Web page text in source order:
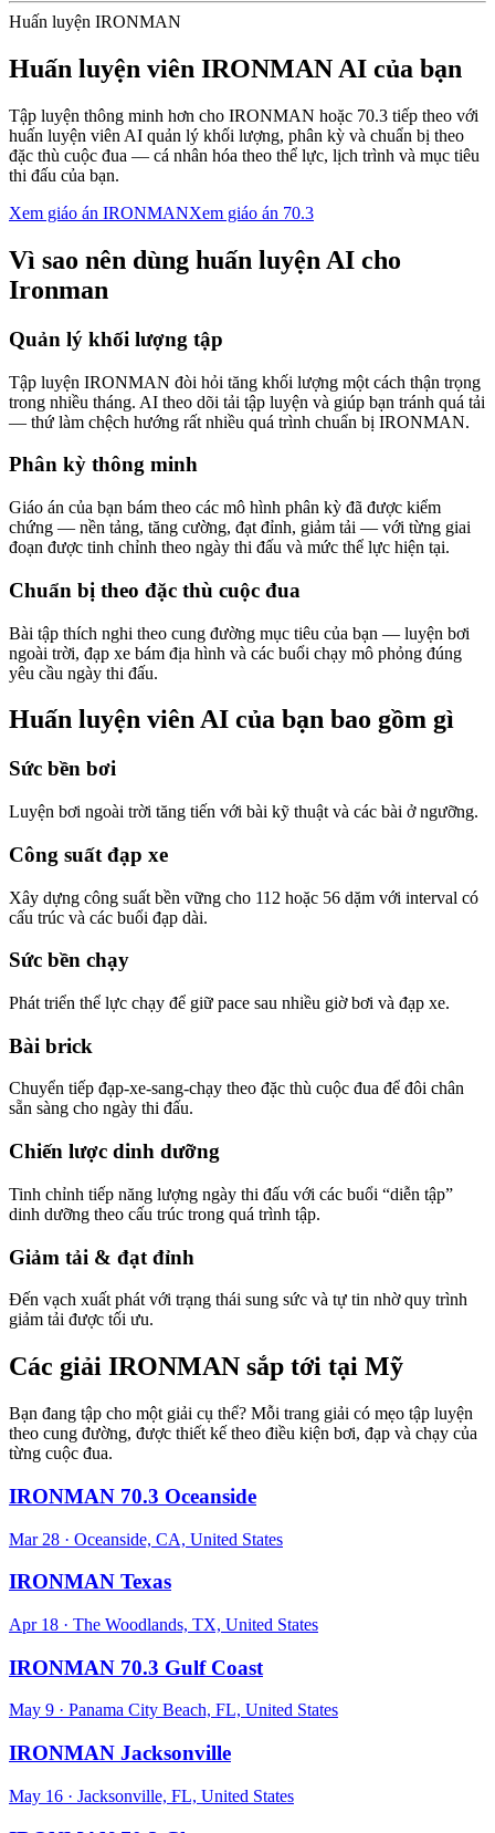
Huấn luyện IRONMAN
Huấn luyện viên IRONMAN AI của bạn
Tập luyện thông minh hơn cho IRONMAN hoặc 70.3 tiếp theo với
huấn luyện viên AI quản lý khối lượng, phân kỳ và chuẩn bị theo
đặc thù cuộc đua — cá nhân hóa theo thể lực, lịch trình và mục tiêu
thi đấu của bạn.
Xem giáo án IRONMANXem giáo án 70.3
Vì sao nên dùng huấn luyện AI cho
Ironman
Quản lý khối lượng tập
Tập luyện IRONMAN đòi hỏi tăng khối lượng một cách thận trọng
trong nhiều tháng. AI theo dõi tải tập luyện và giúp bạn tránh quá tải
— thứ làm chệch hướng rất nhiều quá trình chuẩn bị IRONMAN.
Phân kỳ thông minh
Giáo án của bạn bám theo các mô hình phân kỳ đã được kiểm
chứng — nền tảng, tăng cường, đạt đỉnh, giảm tải — với từng giai
đoạn được tinh chỉnh theo ngày thi đấu và mức thể lực hiện tại.
Chuẩn bị theo đặc thù cuộc đua
Bài tập thích nghi theo cung đường mục tiêu của bạn — luyện bơi
ngoài trời, đạp xe bám địa hình và các buổi chạy mô phỏng đúng
yêu cầu ngày thi đấu.
Huấn luyện viên AI của bạn bao gồm gì
Sức bền bơi
Luyện bơi ngoài trời tăng tiến với bài kỹ thuật và các bài ở ngưỡng.
Công suất đạp xe
Xây dựng công suất bền vững cho 112 hoặc 56 dặm với interval có
cấu trúc và các buổi đạp dài.
Sức bền chạy
Phát triển thể lực chạy để giữ pace sau nhiều giờ bơi và đạp xe.
Bài brick
Chuyển tiếp đạp-xe-sang-chạy theo đặc thù cuộc đua để đôi chân
sẵn sàng cho ngày thi đấu.
Chiến lược dinh dưỡng
Tinh chỉnh tiếp năng lượng ngày thi đấu với các buổi “diễn tập”
dinh dưỡng theo cấu trúc trong quá trình tập.
Giảm tải & đạt đỉnh
Đến vạch xuất phát với trạng thái sung sức và tự tin nhờ quy trình
giảm tải được tối ưu.
Các giải IRONMAN sắp tới tại Mỹ
Bạn đang tập cho một giải cụ thể? Mỗi trang giải có mẹo tập luyện
theo cung đường, được thiết kế theo điều kiện bơi, đạp và chạy của
từng cuộc đua.
IRONMAN 70.3 Oceanside
Mar 28 · Oceanside, CA, United States
IRONMAN Texas
Apr 18 · The Woodlands, TX, United States
IRONMAN 70.3 Gulf Coast
May 9 · Panama City Beach, FL, United States
IRONMAN Jacksonville
May 16 · Jacksonville, FL, United States